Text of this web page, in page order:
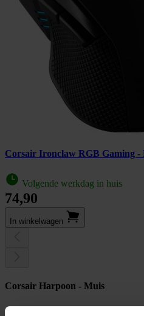
Corsair Ironclaw RGB Gaming -
Volgende werkdag in huis
74,90
In winkel­wagen
Corsair Harpoon - Muis
optisch - 6 knoppen - draadloos, met